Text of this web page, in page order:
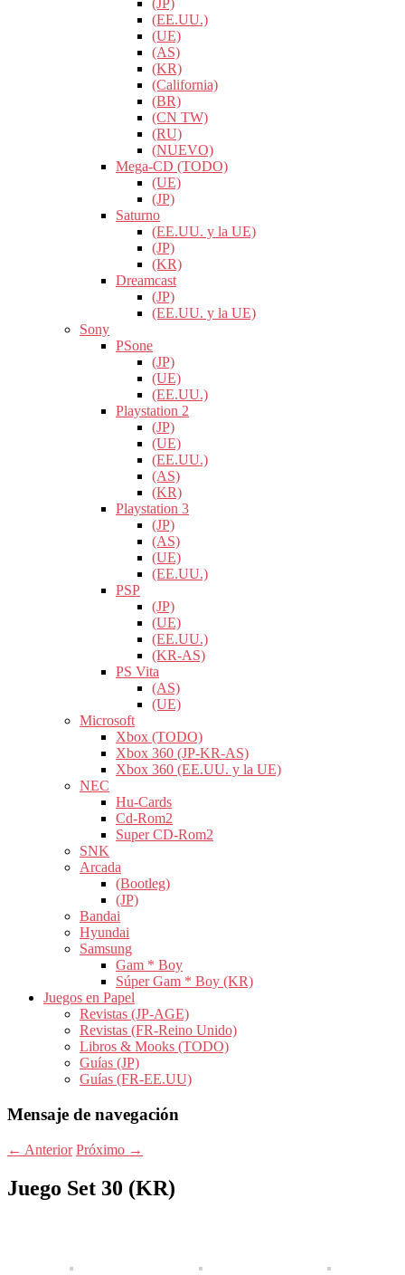
(JP)
(EE.UU.)
(UE)
(AS)
(KR)
(California)
(BR)
(CN TW)
(RU)
(NUEVO)
Mega-CD (TODO)
(UE)
(JP)
Saturno
(EE.UU. y la UE)
(JP)
(KR)
Dreamcast
(JP)
(EE.UU. y la UE)
Sony
PSone
(JP)
(UE)
(EE.UU.)
Playstation 2
(JP)
(UE)
(EE.UU.)
(AS)
(KR)
Playstation 3
(JP)
(AS)
(UE)
(EE.UU.)
PSP
(JP)
(UE)
(EE.UU.)
(KR-AS)
PS Vita
(AS)
(UE)
Microsoft
Xbox (TODO)
Xbox 360 (JP-KR-AS)
Xbox 360 (EE.UU. y la UE)
NEC
Hu-Cards
Cd-Rom2
Super CD-Rom2
SNK
Arcada
(Bootleg)
(JP)
Bandai
Hyundai
Samsung
Gam * Boy
Súper Gam * Boy (KR)
Juegos en Papel
Revistas (JP-AGE)
Revistas (FR-Reino Unido)
Libros & Mooks (TODO)
Guías (JP)
Guías (FR-EE.UU)
Mensaje de navegación
← Anterior Próximo →
Juego Set 30 (KR)